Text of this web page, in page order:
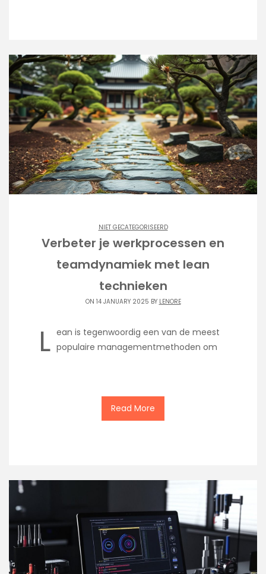
NIET GECATEGORISEERD
Verbeter je werkprocessen en
teamdynamiek met lean
technieken
ON 14 JANUARY 2025 BY LENORE
L ean is tegenwoordig een van de meest
populaire managementmethoden om
Read More